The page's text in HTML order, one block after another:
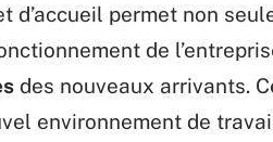
d’accueil permet non
de
des nouveaux arrivants.
environnement de